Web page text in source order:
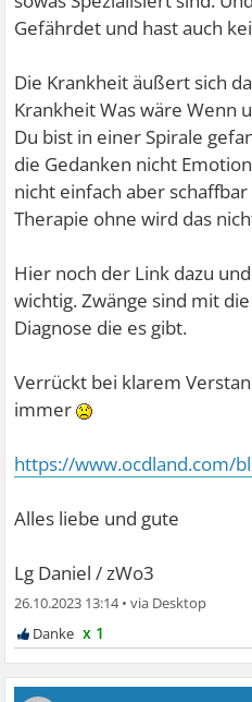
Gefährdet und hast auch
Die Krankheit äußert sich
Krankheit Was wäre Wenn
Du bist in einer Spirale
die Gedanken nicht
nicht einfach aber
Therapie ohne wird das
Hier noch der Link dazu
wichtig. Zwänge sind mit
Diagnose die es gibt.
Verrückt bei klarem
immer
https://www.ocdland.com/
Alles liebe und gute
Lg Daniel / zWo3
26.10.2023 13:14•
x 1